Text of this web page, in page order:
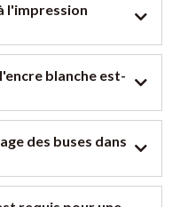
l'impression
blanche est-
des buses dans